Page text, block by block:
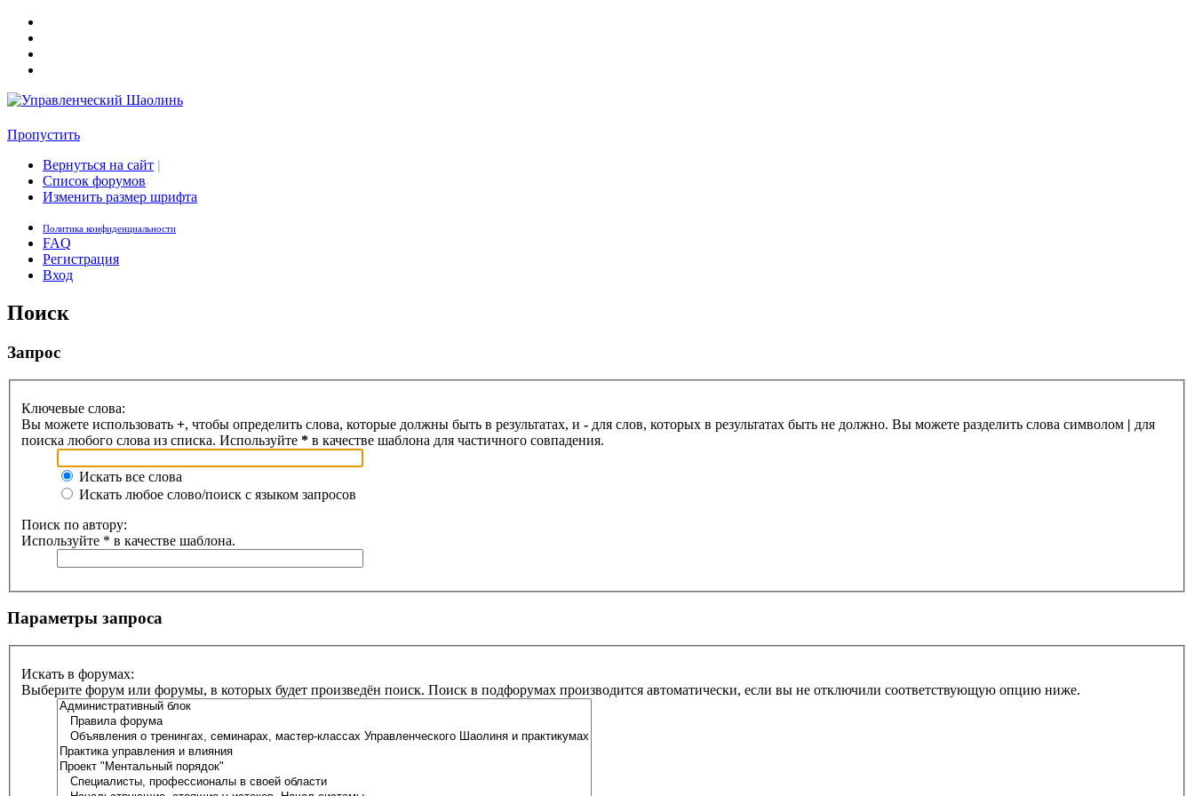
Пропустить
Вернуться на сайт |
Список форумов
Изменить размер шрифта
Политика конфиденциальности
FAQ
Регистрация
Вход
Поиск
Запрос
Ключевые слова:
Вы можете использовать +, чтобы определить слова, которые должны быть в результатах, и - для слов, которых в результатах быть не должно. Вы можете разделить слова символом | для
поиска любого слова из списка. Используйте * в качестве шаблона для частичного совпадения.
Искать все слова
Искать любое слово/поиск с языком запросов
Поиск по автору:
Используйте * в качестве шаблона.
Параметры запроса
Искать в форумах:
Выберите форум или форумы, в которых будет произведён поиск. Поиск в подфорумах производится автоматически, если вы не отключили соответствующую опцию ниже.